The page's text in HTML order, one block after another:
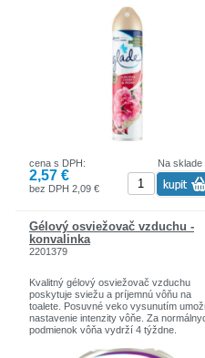
Na sklade
cena s DPH:
2,57 €
bez DPH 2,09 €
Gélový osviežovač vzduchu -
konvalinka
2201379
Kvalitný gélový osviežovač vzduchu
poskytuje sviežu a príjemnú vôňu na
toalete. Posuvné veko vysunutím
nastavenie intenzity vôňe. Za
podmienok vôňa vydrží 4 týždne.